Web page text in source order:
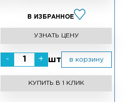
В ИЗБРАННОЕ
УЗНАТЬ ЦЕНУ
- + шт в корзину
КУПИТЬ В 1 КЛИК